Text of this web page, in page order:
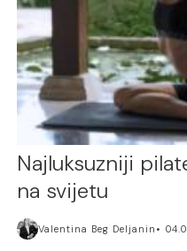
Najluksuzniji
na svijetu
Valentina Beg Deljanin